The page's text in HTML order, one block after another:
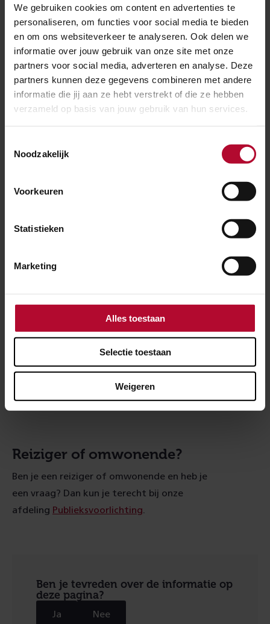
We gebruiken cookies om content en advertenties te
personaliseren, om functies voor social media te bieden
en om ons websiteverkeer te analyseren. Ook delen we
informatie over jouw gebruik van onze site met onze
partners voor social media, adverteren en analyse. Deze
partners kunnen deze gegevens combineren met andere
informatie die jij aan ze hebt verstrekt of die ze hebben
verzameld op basis van jouw gebruik van hun services.
Noodzakelijk
Voorkeuren
Statistieken
Marketing
Alles toestaan
Selectie toestaan
Weigeren
Regio Randstad Noord
Reiziger of omwonende?
Ben je een reiziger of omwonende en heb je
een vraag? Dan kun je terecht bij onze
afdeling Publieksvoorlichting
Ben je tevreden over de informatie op
deze pagina?
Ja Nee